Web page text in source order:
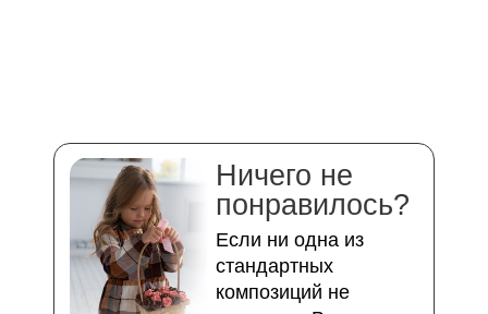
Ничего не
понравилось?
Если ни одна из
стандартных
композиций не